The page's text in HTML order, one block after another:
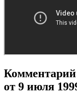
от 9 июля